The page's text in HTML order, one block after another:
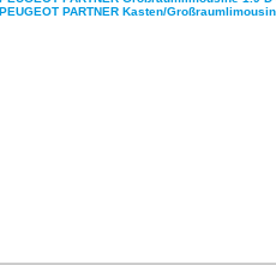
PARTNER Kasten/